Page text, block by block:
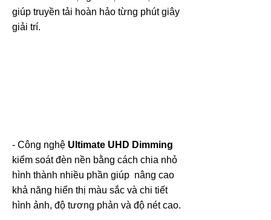
giúp truyền tải hoàn hảo từng phút giây
giải trí.
- Công nghệ Ultimate UHD Dimming
kiểm soát đèn nền bằng cách chia nhỏ
hình thành nhiều phần giúp nâng cao
khả năng hiển thị màu sắc và chi tiết
hình ảnh, độ tương phản và độ nét cao.